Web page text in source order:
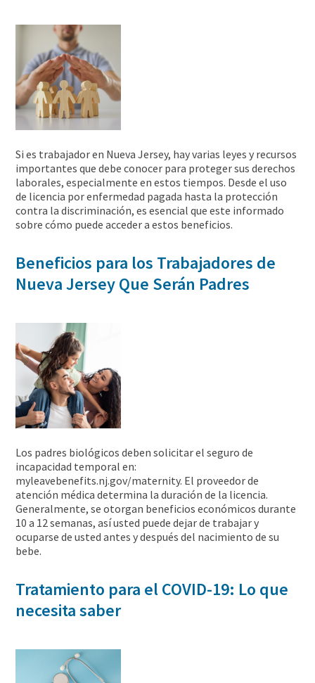
Si es trabajador en Nueva Jersey, hay varias leyes y recursos
importantes que debe conocer para proteger sus derechos
laborales, especialmente en estos tiempos. Desde el uso
de licencia por enfermedad pagada hasta la protección
contra la discriminación, es esencial que este informado
sobre cómo puede acceder a estos beneficios.
Beneficios para los Trabajadores de
Nueva Jersey Que Serán Padres
Los padres biológicos deben solicitar el seguro de
incapacidad temporal en:
myleavebenefits.nj.gov/maternity. El proveedor de
atención médica determina la duración de la licencia.
Generalmente, se otorgan beneficios económicos durante
10 a 12 semanas, así usted puede dejar de trabajar y
ocuparse de usted antes y después del nacimiento de su
bebe.
Tratamiento para el COVID-19: Lo que
necesita saber